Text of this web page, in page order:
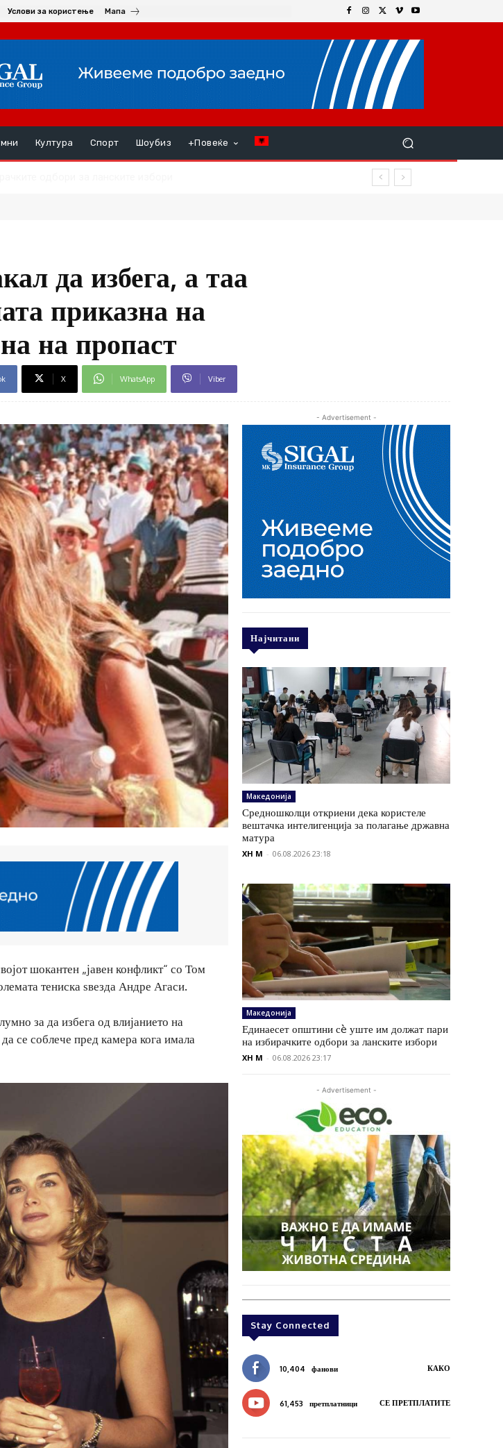
Услови за користење Мапа
Култура Спорт Шоубиз +Повеќе
да избега, а таа
приказна на
на пропаст
X WhatsApp Viber
шокантен „јавен конфликт“ со Том
тениска ѕвезда Андре Агаси.
за да избега од влијанието на
се соблече пред камера кога имала
- Advertisement -
Најчитани
Македонија
Средношколци откриени дека користеле
вештачка интелигенција за полагање државна
матура
XH M - 06.08.2026 23:18
Македонија
Единаесет општини сè уште им должат пари
на избирачките одбори за ланските избори
XH M - 06.08.2026 23:17
- Advertisement -
Stay Connected
10,404 фанови КАКО
61,453 претплатници СЕ ПРЕТПЛАТИТЕ